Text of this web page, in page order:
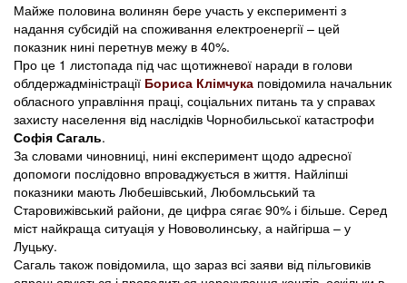
Майже половина волинян бере участь у експерименті з
надання субсидій на споживання електроенергії – цей
показник нині перетнув межу в 40%.
Про це 1 листопада під час щотижневої наради в голови
облдержадміністрації Бориса Клімчука повідомила начальник
обласного управління праці, соціальних питань та у справах
захисту населення від наслідків Чорнобильської катастрофи
Софія Сагаль.
За словами чиновниці, нині експеримент щодо адресної
допомоги послідовно впроваджується в життя. Найліпші
показники мають Любешівський, Любомльський та
Старовижівський райони, де цифра сягає 90% і більше. Серед
міст найкраща ситуація у Нововолинську, а найгірша – у
Луцьку.
Сагаль також повідомила, що зараз всі заяви від пільговиків